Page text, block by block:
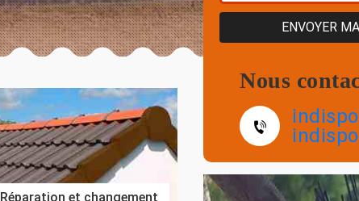
Réparation et changement
Nous